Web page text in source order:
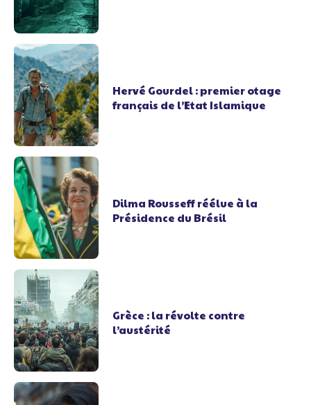
Hervé Gourdel : premier otage
français de l’Etat Islamique
Dilma Rousseff réélue à la
Présidence du Brésil
Grèce : la révolte contre
l’austérité